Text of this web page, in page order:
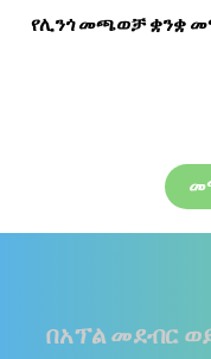
የሊንጎ መጫወቻ ቋንቋ
በአፕል መደብር